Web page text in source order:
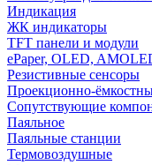
Индикация
ЖК индикаторы
TFT панели и модули
ePaper, OLED,
Резистивные сенсоры
Проекционно-
Сопутствующие
Паяльное
Паяльные станции
Термовоздушные